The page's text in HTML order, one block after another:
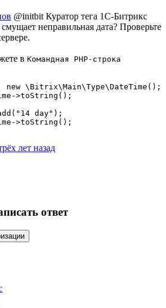
@initbit Куратор тега 1С-Битрикс
смущает неправильная дата? Проверьте
в Командная PHP-строка
new \Bitrix\Main\Type\DateTime();
>toString();
day");
>toString();
лет назад
ответ